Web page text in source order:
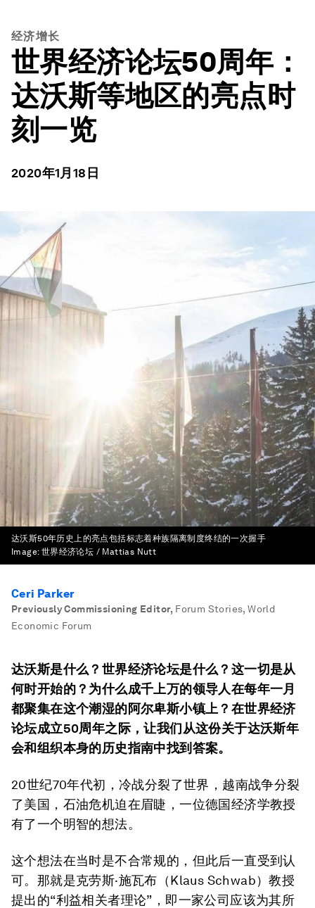
经济增长
世界经济论坛50周年：
达沃斯等地区的亮点时
刻一览
2020年1月18日
达沃斯50年历史上的亮点包括标志着种族隔离制度终结的一次握手
Image: 世界经济论坛 / Mattias Nutt
Ceri Parker
Previously Commissioning Editor, Forum Stories, World
Economic Forum
达沃斯是什么？世界经济论坛是什么？这一切是从
何时开始的？为什么成千上万的领导人在每年一月
都聚集在这个潮湿的阿尔卑斯小镇上？在世界经济
论坛成立50周年之际，让我们从这份关于达沃斯年
会和组织本身的历史指南中找到答案。
20世纪70年代初，冷战分裂了世界，越南战争分裂
了美国，石油危机迫在眉睫，一位德国经济学教授
有了一个明智的想法。
这个想法在当时是不合常规的，但此后一直受到认
可。那就是克劳斯·施瓦布（Klaus Schwab）教授
提出的“利益相关者理论”，即一家公司应该为其所